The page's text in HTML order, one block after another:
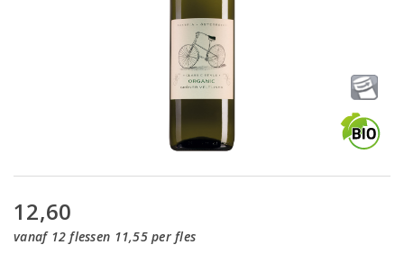
12,60
vanaf 12 flessen 11,55 per fles